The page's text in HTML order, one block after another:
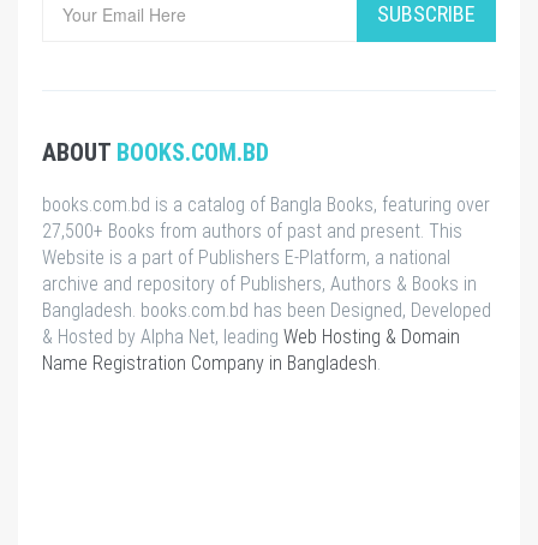
SUBSCRIBE
ABOUT BOOKS.COM.BD
books.com.bd is a catalog of Bangla Books, featuring over
27,500+ Books from authors of past and present. This
Website is a part of Publishers E-Platform, a national
archive and repository of Publishers, Authors & Books in
Bangladesh. books.com.bd has been Designed, Developed
& Hosted by Alpha Net, leading Web Hosting & Domain
Name Registration Company in Bangladesh